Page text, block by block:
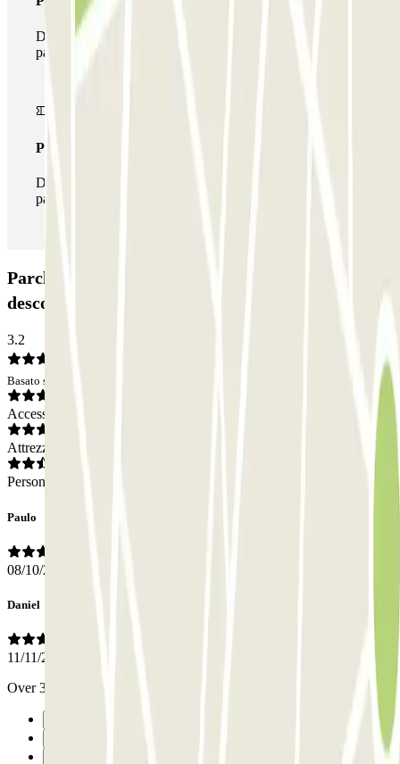
Durante il tuo soggiorno potrai usufruire dell'intera rete di
parcheggi disponibili su Parclick.
Pass illlimitato
Durante il tuo soggiorno potrai entrare e uscire dal
parcheggio tutte le volte che vorrai.
Parcheggio Airpark - Valet - Aeroporto Lisboa -
descoberto: Opinioni
3.2
Basato su 2 opinioni
Accesso
Attrezzatura
Personale
Paulo
08/10/2025
Daniel
11/11/2019
Over 35min wait time to get my car back. Never using them again